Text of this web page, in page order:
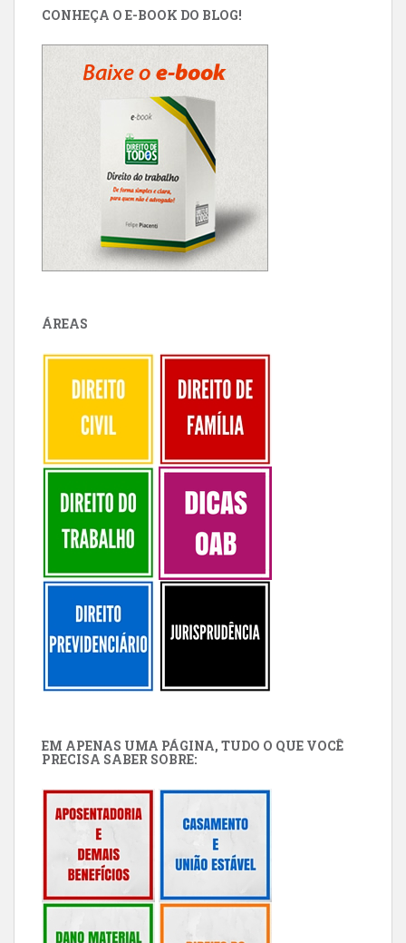
CONHEÇA O E-BOOK DO BLOG!
ÁREAS
EM APENAS UMA PÁGINA, TUDO O QUE VOCÊ
PRECISA SABER SOBRE: